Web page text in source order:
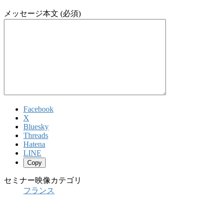
メッセージ本文 (必須)
Facebook
X
Bluesky
Threads
Hatena
LINE
Copy
セミナー映像カテゴリ
フランス